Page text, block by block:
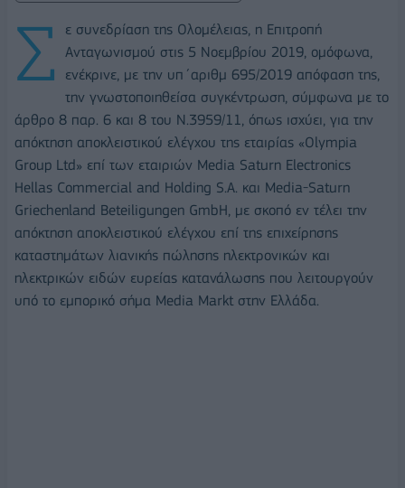
Σ
ε συνεδρίαση της Ολομέλειας, η Επιτροπή
Ανταγωνισμού στις 5 Νοεμβρίου 2019, ομόφωνα,
ενέκρινε, με την υπ΄αριθμ 695/2019 απόφαση της,
την γνωστοποιηθείσα συγκέντρωση, σύμφωνα με το
άρθρο 8 παρ. 6 και 8 του Ν.3959/11, όπως ισχύει, για την
απόκτηση αποκλειστικού ελέγχου της εταιρίας «Olympia
Group Ltd» επί των εταιριών Media Saturn Electronics
Hellas Commercial and Holding S.A. και Media-Saturn
Griechenland Beteiligungen GmbH, με σκοπό εν τέλει την
απόκτηση αποκλειστικού ελέγχου επί της επιχείρησης
καταστημάτων λιανικής πώλησης ηλεκτρονικών και
ηλεκτρικών ειδών ευρείας κατανάλωσης που λειτουργούν
υπό το εμπορικό σήμα Media Markt στην Ελλάδα.